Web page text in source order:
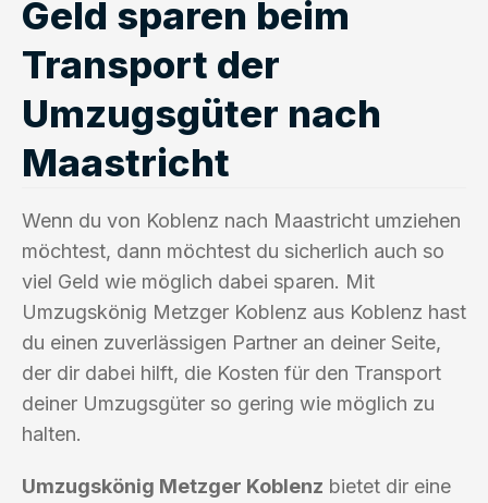
Geld sparen beim
Transport der
Umzugsgüter nach
Maastricht
Wenn du von Koblenz nach Maastricht umziehen
möchtest, dann möchtest du sicherlich auch so
viel Geld wie möglich dabei sparen. Mit
Umzugskönig Metzger Koblenz aus Koblenz hast
du einen zuverlässigen Partner an deiner Seite,
der dir dabei hilft, die Kosten für den Transport
deiner Umzugsgüter so gering wie möglich zu
halten.
Umzugskönig Metzger Koblenz bietet dir eine